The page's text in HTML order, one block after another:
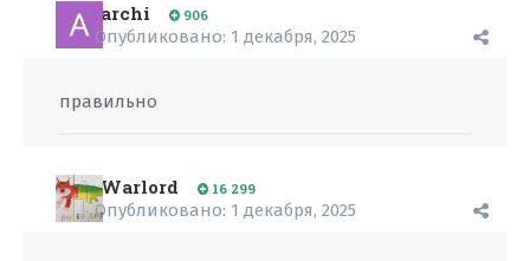
archi 906
Опубликовано: 1 декабря, 2025
правильно
Warlord 16 299
Опубликовано: 1 декабря, 2025